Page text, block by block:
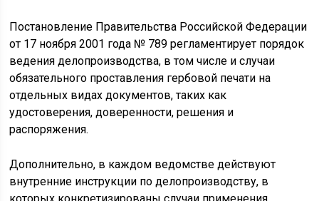
Постановление Правительства Российской Федерации
от 17 ноября 2001 года № 789 регламентирует порядок
ведения делопроизводства, в том числе и случаи
обязательного проставления гербовой печати на
отдельных видах документов, таких как
удостоверения, доверенности, решения и
распоряжения.
Дополнительно, в каждом ведомстве действуют
внутренние инструкции по делопроизводству, в